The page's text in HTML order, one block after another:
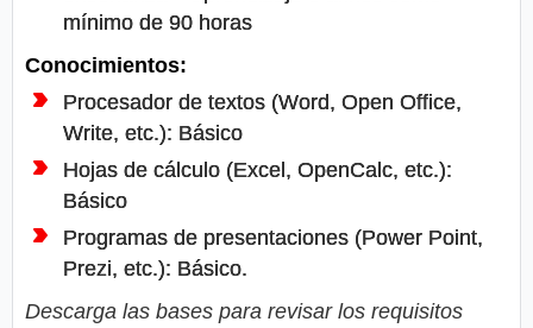
mínimo de 90 horas
Conocimientos:
Procesador de textos (Word, Open Office,
Write, etc.): Básico
Hojas de cálculo (Excel, OpenCalc, etc.):
Básico
Programas de presentaciones (Power Point,
Prezi, etc.): Básico.
Descarga las bases para revisar los requisitos